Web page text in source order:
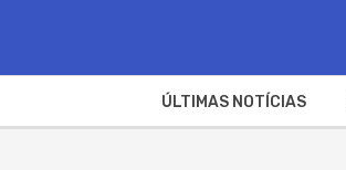
ÚLTIMAS NOTÍCIAS